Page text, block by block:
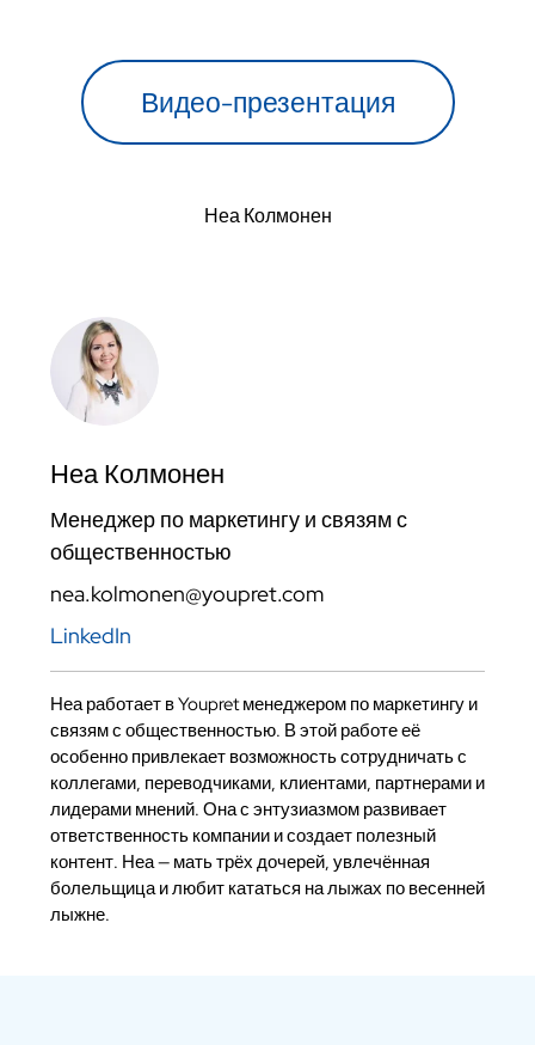
Видео-презентация
Неа Колмонен
Неа Колмонен
Менеджер по маркетингу и связям с
общественностью
nea.kolmonen@youpret.com
LinkedIn
Неа работает в Youpret менеджером по маркетингу и
связям с общественностью. В этой работе её
особенно привлекает возможность сотрудничать с
коллегами, переводчиками, клиентами, партнерами и
лидерами мнений. Она с энтузиазмом развивает
ответственность компании и создает полезный
контент. Неа — мать трёх дочерей, увлечённая
болельщица и любит кататься на лыжах по весенней
лыжне.